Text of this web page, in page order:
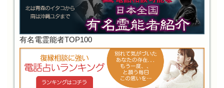
有名電霊能者TOP100